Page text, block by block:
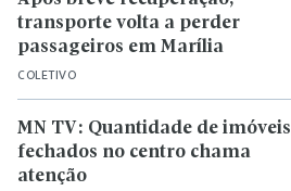
COLETIVO
transporte volta a perder
passageiros em Marília
MN TV: Quantidade de imóveis
fechados no centro chama
atenção